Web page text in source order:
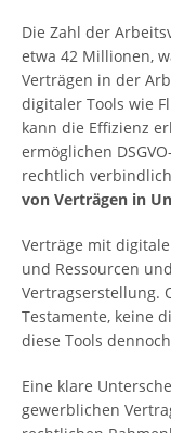
Die Zahl der
etwa 42 Millionen,
Verträgen in der
digitaler Tools wie
kann die Effizienz
ermöglichen
rechtlich
von Verträgen in
Verträge mit
und Ressourcen
Vertragserstellung.
Testamente, keine
diese Tools
Eine klare
gewerblichen